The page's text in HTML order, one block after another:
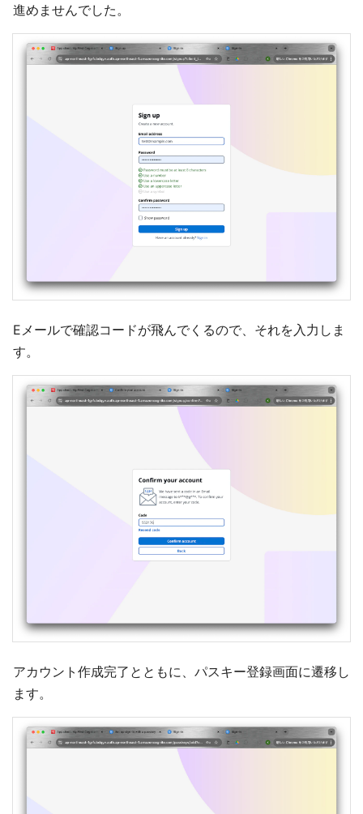
進めませんでした。
Eメールで確認コードが飛んでくるので、それを入力しま
す。
アカウント作成完了とともに、パスキー登録画面に遷移し
ます。